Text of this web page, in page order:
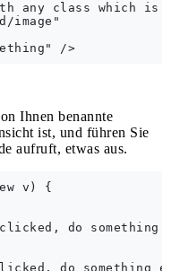
any class which is
image"
Ihnen benannte
ist, und führen Sie
aufruft, etwas aus.
v) {
do something.
do something